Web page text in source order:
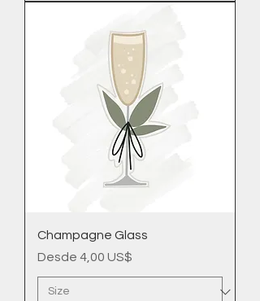
Champagne Glass
Desde 4,00 US$
Precio de oferta